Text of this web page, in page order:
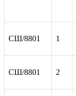
СШ/8801 1
СШ/8801 2